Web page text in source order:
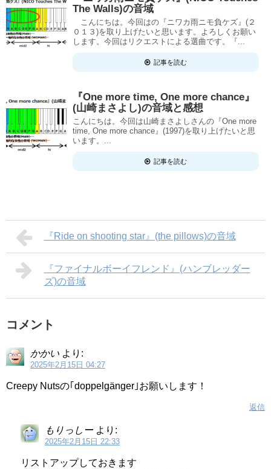
The Walls)の音域
こんにちは。今回はの『ニワカ雨ニモ負ケズ』(２
０１３)を取り上げたいと思います。よろしくお願い
します。今回はリクエストによる選曲です。『...
記事を読む
『One more time, One more chance』
(山崎まさよし)の音域と感想
こんにちは。今回は山崎まさよしさんの『One more
time, One more chance』(1997)を取り上げたいと思
います。...
記事を読む
『Ride on shooting star』(the pillows)の音域
『ファイナルボーイフレンド』(ハンブレッダー
ズ)の音域
コメント
かかい より:
2025年2月15日 04:27
Creepy Nutsの｢doppelgänger｣お願いします！
返信
もりっしー より:
2025年2月15日 22:33
リストアップしておきます